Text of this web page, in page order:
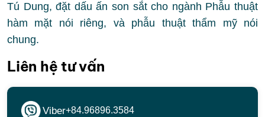
Tú Dung, đặt dấu ấn son sắt cho ngành Phẫu thuật
hàm mặt nói riêng, và phẫu thuật thẩm mỹ nói
chung.
Liên hệ tư vấn
Viber+84.96896.3584